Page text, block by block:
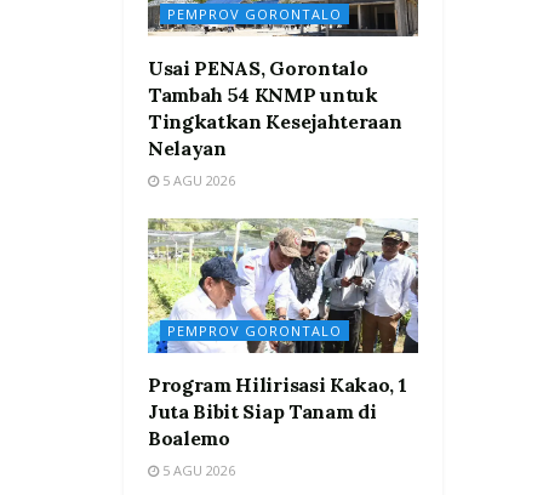
PEMPROV GORONTALO
Usai PENAS, Gorontalo
Tambah 54 KNMP untuk
Tingkatkan Kesejahteraan
Nelayan
5 AGU 2026
PEMPROV GORONTALO
Program Hilirisasi Kakao, 1
Juta Bibit Siap Tanam di
Boalemo
5 AGU 2026